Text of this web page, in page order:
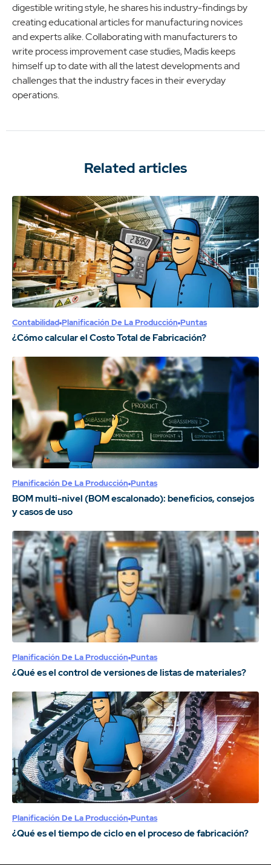
digestible writing style, he shares his industry-findings by
creating educational articles for manufacturing novices
and experts alike. Collaborating with manufacturers to
write process improvement case studies, Madis keeps
himself up to date with all the latest developments and
challenges that the industry faces in their everyday
operations.
Related articles
Contabilidad Planificación De La Producción Puntas
¿Cómo calcular el Costo Total de Fabricación?
Planificación De La Producción Puntas
BOM multi-nivel (BOM escalonado): beneficios, consejos
y casos de uso
Planificación De La Producción Puntas
¿Qué es el control de versiones de listas de materiales?
Planificación De La Producción Puntas
¿Qué es el tiempo de ciclo en el proceso de fabricación?